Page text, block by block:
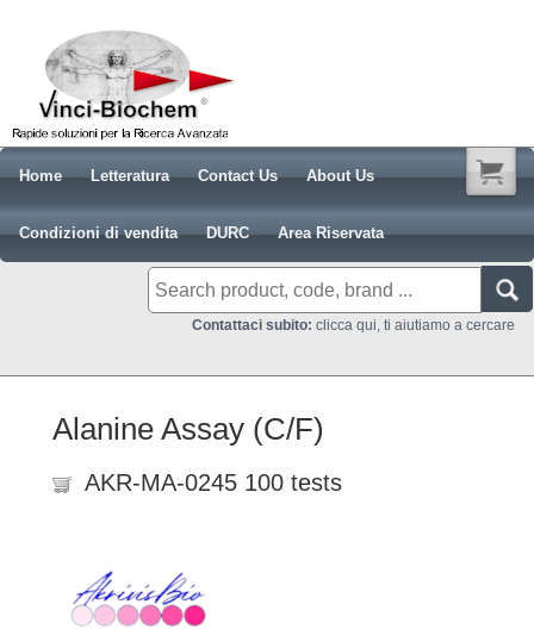
Home Letteratura Contact Us About Us
Condizioni di vendita DURC Area Riservata
Contattaci subito: clicca qui, ti aiutiamo a cercare
Alanine Assay (C/F)
AKR-MA-0245 100 tests